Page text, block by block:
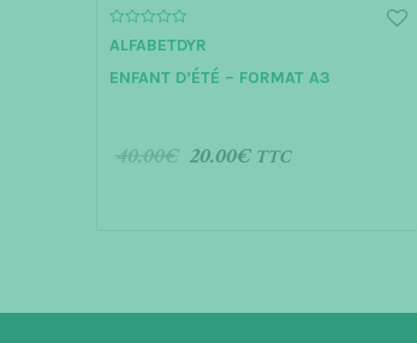
0
o
t
ALFABETDYR
ENFANT D’ÉTÉ – FORMAT A3
40.00€ 20.00€ TTC